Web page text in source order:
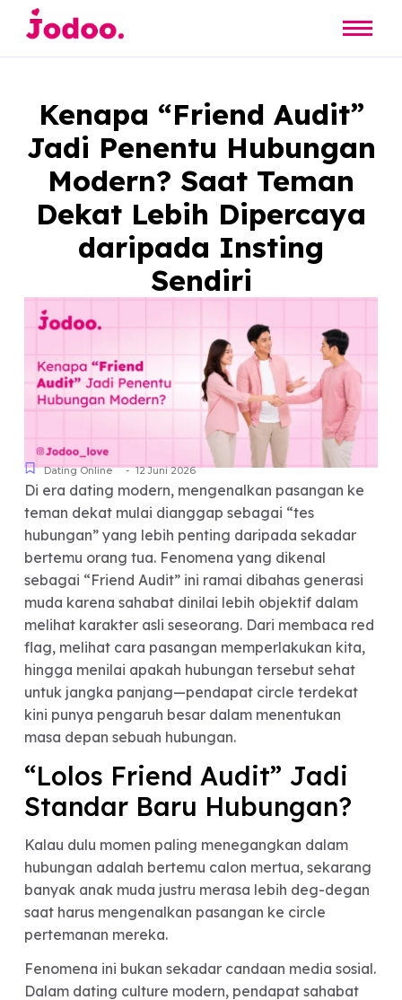
Kenapa “Friend
Jadi Penentu
Modern? Saat Teman
Dekat Lebih
daripada Insting
Sendiri
- 12 Juni 2026
Di era dating modern, mengenalkan pasangan
teman dekat mulai dianggap sebagai “tes
hubungan” yang lebih penting daripada sekadar
bertemu orang tua. Fenomena yang dikenal
sebagai “Friend Audit” ini ramai dibahas
muda karena sahabat dinilai lebih objektif dalam
melihat karakter asli seseorang. Dari membaca
flag, melihat cara pasangan memperlakukan
hingga menilai apakah hubungan tersebut sehat
untuk jangka panjang—pendapat circle terdekat
kini punya pengaruh besar dalam menentukan
masa depan sebuah hubungan.
“Lolos Friend Audit” Jadi
Standar Baru Hubungan?
Kalau dulu momen paling menegangkan dalam
hubungan adalah bertemu calon mertua,
banyak anak muda justru merasa lebih deg-